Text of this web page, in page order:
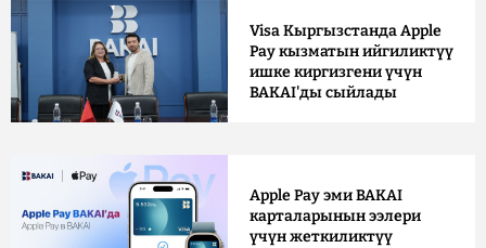
Visa Кыргызстанда Apple
Pay кызматын ийгиликтүү
ишке киргизгени үчүн
BAKAI'ды сыйлады
Apple Pay эми BAKAI
карталарынын ээлери
үчүн жеткиликтүү